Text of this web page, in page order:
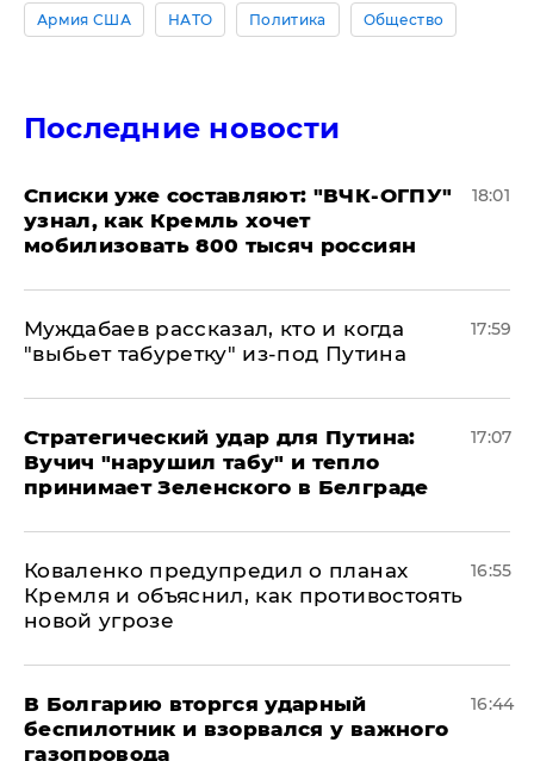
Армия США НАТО Политика Общество
Последние новости
Списки уже составляют: "ВЧК-ОГПУ"
узнал, как Кремль хочет
мобилизовать 800 тысяч россиян
18:01
Муждабаев рассказал, кто и когда
"выбьет табуретку" из-под Путина
17:59
Стратегический удар для Путина:
Вучич "нарушил табу" и тепло
принимает Зеленского в Белграде
17:07
Коваленко предупредил о планах
Кремля и объяснил, как противостоять
новой угрозе
16:55
В Болгарию вторгся ударный
беспилотник и взорвался у важного
газопровода
16:44